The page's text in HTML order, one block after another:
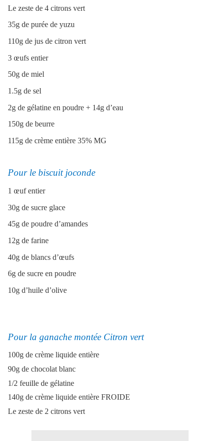
Le zeste de 4 citrons vert
35g de purée de yuzu
110g de jus de citron vert
3 œufs entier
50g de miel
1.5g de sel
2g de gélatine en poudre + 14g d’eau
150g de beurre
115g de crème entière 35% MG
Pour le biscuit joconde
1 œuf entier
30g de sucre glace
45g de poudre d’amandes
12g de farine
40g de blancs d’œufs
6g de sucre en poudre
10g d’huile d’olive
Pour la ganache montée Citron vert
100g de crème liquide entière
90g de chocolat blanc
1/2 feuille de gélatine
140g de crème liquide entière FROIDE
Le zeste de 2 citrons vert